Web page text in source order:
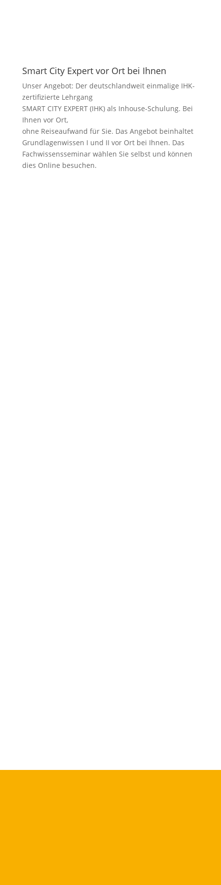
Smart City Expert vor Ort bei Ihnen
Unser Angebot: Der deutschlandweit einmalige IHK-
zertifizierte Lehrgang
SMART CITY EXPERT (IHK) als Inhouse-Schulung. Bei
Ihnen vor Ort,
ohne Reiseaufwand für Sie. Das Angebot beinhaltet
Grundlagenwissen I und II vor Ort bei Ihnen. Das
Fachwissensseminar wählen Sie selbst und können
dies Online besuchen.